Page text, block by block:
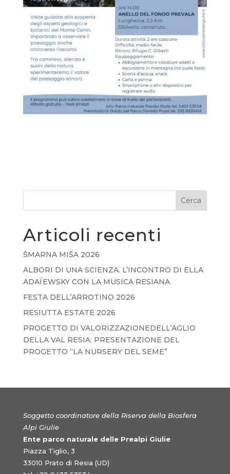
Cerca
Articoli recenti
ŠMARNA MIŠA 2026
ALBORI DI UNA SCIENZA. L’INCONTRO DI ELLA
ADAÏEWSKY CON LA MUSICA RESIANA
FESTA DELL’ARROTINO 2026
RESIUTTA ESTATE 2026
PROGETTO DI VALORIZZAZIONEDELL’AGLIO
DELLA VAL RESIA: PRESENTAZIONE DEL
PROGETTO “LA NURSERY DEL SEME”
Soggetto coordinatore della Riserva della Biosfera
Alpi Giulie
Ente parco naturale delle Prealpi Giulie
Piazza Tiglio, 3
33010 Prato di Resia (UD)